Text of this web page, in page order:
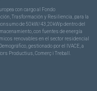
con cargo al Fondo
Trasformación y Resiliencia, para la
de 50kW/43,20kWp dentro del
con fuentes de energía
renovables en el sector residencial
gestionado por el IVACE, a
Productius, Comerç i Treball.